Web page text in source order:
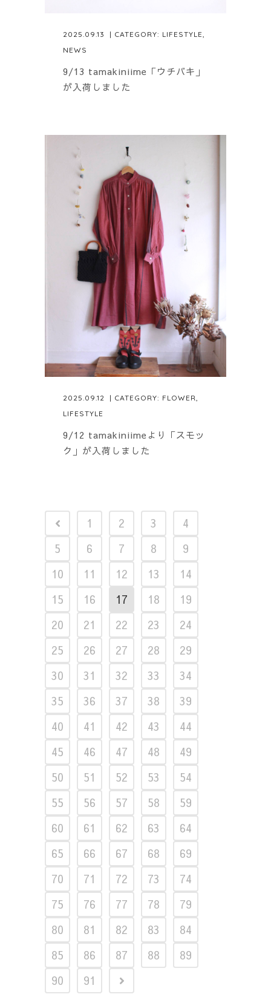
2025.09.13 | CATEGORY: LIFESTYLE,
NEWS
9/13 tamakiniime「ウチバキ」
が入荷しました
2025.09.12 | CATEGORY: FLOWER,
LIFESTYLE
9/12 tamakiniimeより「スモッ
ク」が入荷しました
1 2 3
4
5
6 7 8
9
10
11 12 13
14
15
16 17 18
19
20
21 22 23
24
25
26 27 28
29
30
31 32 33
34
35
36 37 38
39
40
41 42 43
44
45
46 47 48
49
50
51 52 53
54
55
56 57 58
59
60
61 62 63
64
65
66 67 68
69
70
71 72 73
74
75
76 77 78
79
80
81 82 83
84
85
86 87 88
89
90
91